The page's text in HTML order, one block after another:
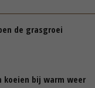
de grasgroei
koeien bij warm weer